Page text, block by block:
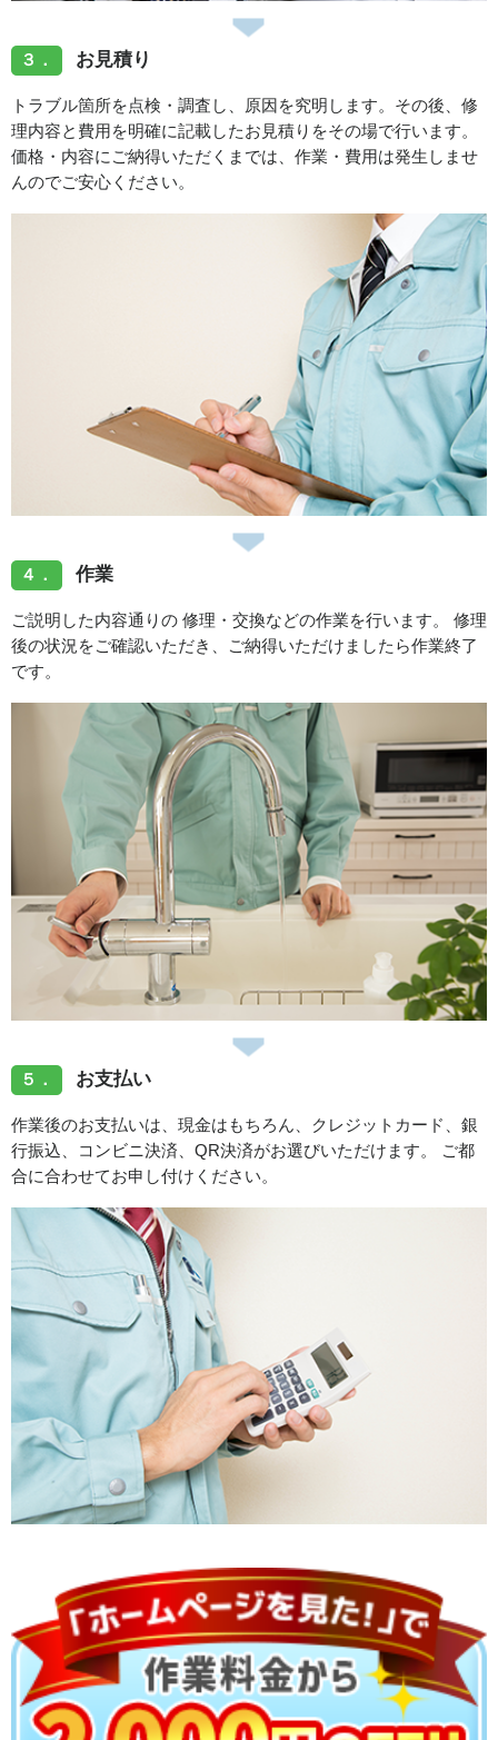
３． お見積り
トラブル箇所を点検・調査し、原因を究明します。その後、修
理内容と費用を明確に記載したお見積りをその場で行います。
価格・内容にご納得いただくまでは、作業・費用は発生しませ
んのでご安心ください。
４． 作業
ご説明した内容通りの 修理・交換などの作業を行います。 修理
後の状況をご確認いただき、ご納得いただけましたら作業終了
です。
５． お支払い
作業後のお支払いは、現金はもちろん、クレジットカード、銀
行振込、コンビニ決済、QR決済がお選びいただけます。 ご都
合に合わせてお申し付けください。